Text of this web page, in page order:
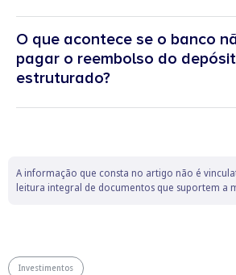
O que acontece se o banco
pagar o reembolso do
estruturado?
A informação que consta no artigo não é
leitura integral de documentos que suportem a
Investimentos